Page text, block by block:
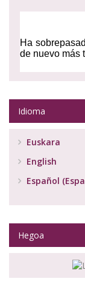
Idioma
Euskara
English
Español
Hegoa